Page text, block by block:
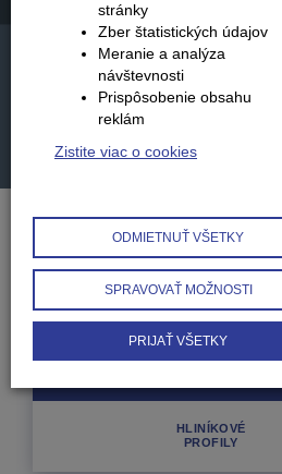
HLINÍKOVÉ
PROFILY
stránky
Zber štatistických údajov
Meranie a analýza
návštevnosti
Prispôsobenie obsahu
reklám
Zistite viac o cookies
ODMIETNUŤ VŠETKY
SPRAVOVAŤ MOŽNOSTI
PRIJAŤ VŠETKY